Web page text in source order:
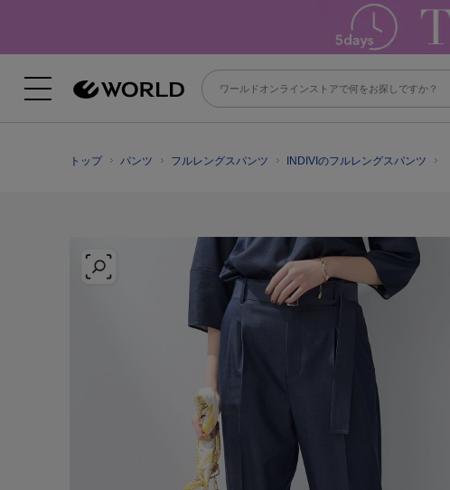
トップ パンツ フルレングスパンツ INDIVIのフルレングスパンツ